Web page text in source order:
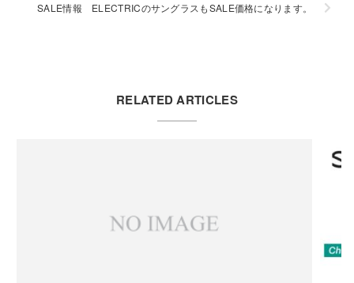
SALE情報 ELECTRICのサングラスもSALE価格になります。
RELATED ARTICLES